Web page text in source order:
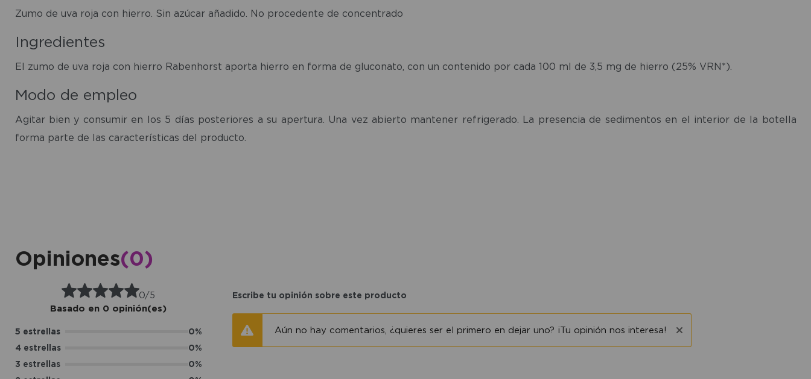
Zumo de uva roja con hierro. Sin azúcar añadido. No procedente de concentrado
Ingredientes
El zumo de uva roja con hierro Rabenhorst aporta hierro en forma de gluconato, con un contenido por cada 100 ml de 3,5 mg de hierro (25% VRN*).
Modo de empleo
Agitar bien y consumir en los 5 días posteriores a su apertura. Una vez abierto mantener refrigerado. La presencia de sedimentos en el interior de la botella
forma parte de las características del producto.
Opiniones(0)
0/5
Basado en 0 opinión(es)
5 estrellas
0%
4 estrellas
0%
3 estrellas
0%
Escribe tu opinión sobre este producto
Aún no hay comentarios, ¿quieres ser el primero en dejar uno? ¡Tu opinión nos interesa!